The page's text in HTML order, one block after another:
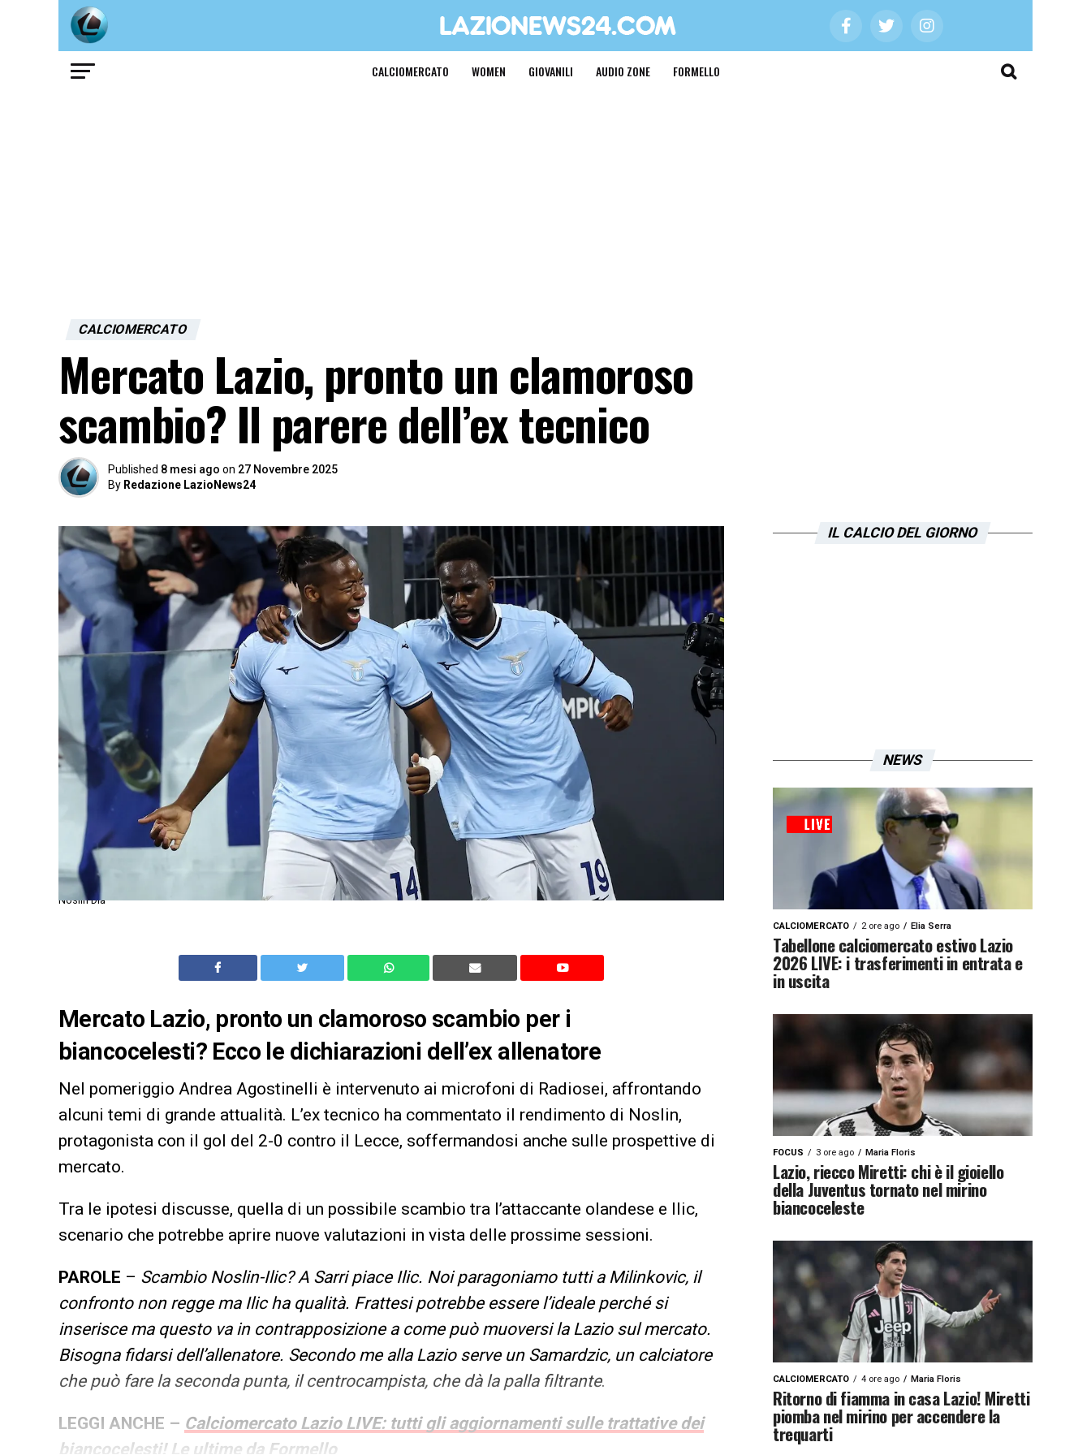
CALCIOMERCATO WOMEN GIOVANILI AUDIO ZONE FORMELLO
CALCIOMERCATO
Mercato Lazio, pronto un clamoroso
scambio? Il parere dell’ex tecnico
Published 8 mesi ago on 27 Novembre 2025
By Redazione LazioNews24
Noslin Dia
Mercato Lazio, pronto un clamoroso scambio per i
biancocelesti? Ecco le dichiarazioni dell’ex allenatore
Nel pomeriggio Andrea Agostinelli è intervenuto ai microfoni di Radiosei, affrontando
alcuni temi di grande attualità. L’ex tecnico ha commentato il rendimento di Noslin,
protagonista con il gol del 2-0 contro il Lecce, soffermandosi anche sulle prospettive di
mercato.
Tra le ipotesi discusse, quella di un possibile scambio tra l’attaccante olandese e Ilic,
scenario che potrebbe aprire nuove valutazioni in vista delle prossime sessioni.
PAROLE – Scambio Noslin-Ilic? A Sarri piace Ilic. Noi paragoniamo tutti a Milinkovic, il
confronto non regge ma Ilic ha qualità. Frattesi potrebbe essere l’ideale perché si
inserisce ma questo va in contrapposizione a come può muoversi la Lazio sul mercato.
Bisogna fidarsi dell’allenatore. Secondo me alla Lazio serve un Samardzic, un calciatore
che può fare la seconda punta, il centrocampista, che dà la palla filtrante.
LEGGI ANCHE – Calciomercato Lazio LIVE: tutti gli aggiornamenti sulle trattative dei
biancocelesti! Le ultime da Formello
IL CALCIO DEL GIORNO
NEWS
CALCIOMERCATO 2 ore ago Elia Serra
Tabellone calciomercato estivo Lazio
2026 LIVE: i trasferimenti in entrata e
in uscita
FOCUS 3 ore ago Maria Floris
Lazio, riecco Miretti: chi è il gioiello
della Juventus tornato nel mirino
biancoceleste
CALCIOMERCATO 4 ore ago Maria Floris
Ritorno di fiamma in casa Lazio! Miretti
piomba nel mirino per accendere la
trequarti